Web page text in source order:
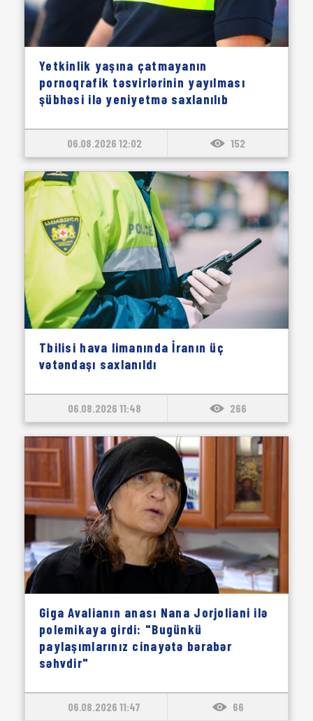
Yetkinlik yaşına çatmayanın
pornoqrafik təsvirlərinin yayılması
şübhəsi ilə yeniyetmə saxlanılıb
06.08.2026 12:02 152
Tbilisi hava limanında İranın üç
vətəndaşı saxlanıldı
06.08.2026 11:48 266
Giga Avalianın anası Nana Jorjoliani ilə
polemikaya girdi: "Bugünkü
paylaşımlarınız cinayətə bərabər
səhvdir"
06.08.2026 11:47 66